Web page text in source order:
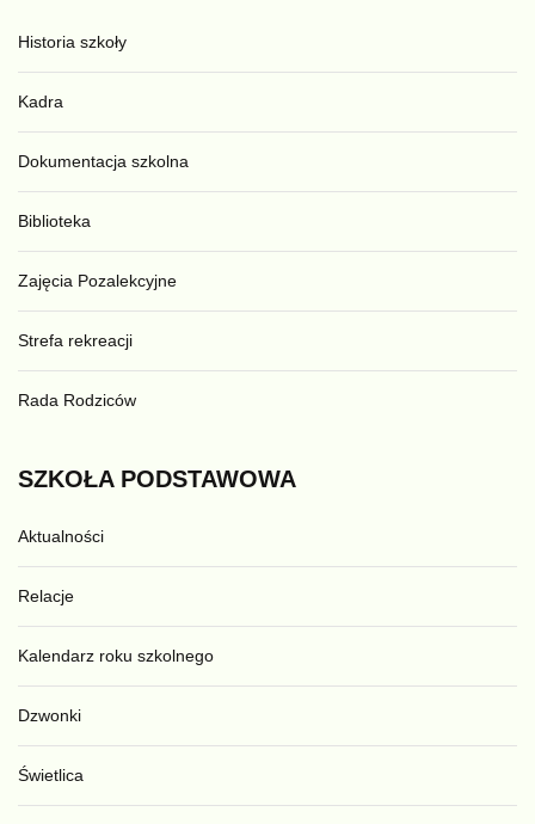
Historia szkoły
Kadra
Dokumentacja szkolna
Biblioteka
Zajęcia Pozalekcyjne
Strefa rekreacji
Rada Rodziców
SZKOŁA PODSTAWOWA
Aktualności
Relacje
Kalendarz roku szkolnego
Dzwonki
Świetlica